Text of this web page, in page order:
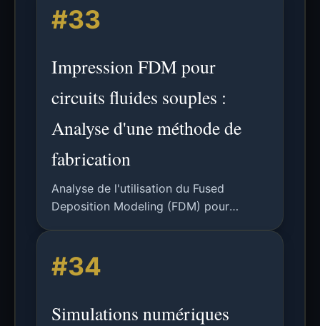
avec caractérisation expérimentale de
résonateurs en anneau fendu.
#33
Impression FDM pour
circuits fluides souples :
Analyse d'une méthode de
fabrication
Analyse de l'utilisation du Fused
Deposition Modeling (FDM) pour
fluidiques, réduisant le temps de
production de 27 à 3 heures.
#34
Simulations numériques